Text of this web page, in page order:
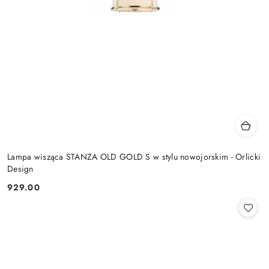
Lampa wisząca STANZA OLD GOLD S w stylu nowojorskim - Orlicki
Design
Cena:
929.00